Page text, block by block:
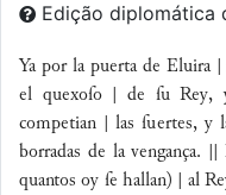
Edição diplomática
Ya por la puerta de Eluira |
el quexoſo | de ſu
competian | las ſuertes, y
borradas de la vengança.
quantos oy ſe hallan) | al